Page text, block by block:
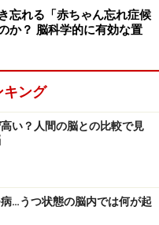
眠の時の体の状態を自
しかし、何か悩み事や
ると、レム睡眠中の睡
態を自覚して夢が現実
しまうことがありま
後に目覚めて眠れなく
にあった」と自覚する
りは、心の状態や体調
忘れる「赤ちゃん忘れ症候
か？ 脳科学的に有効な置
キング
い？人間の脳との比較で見
…うつ状態の脳内では何が起